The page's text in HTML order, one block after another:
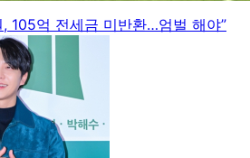
, 105억 전세금 미반환…엄벌 해야”